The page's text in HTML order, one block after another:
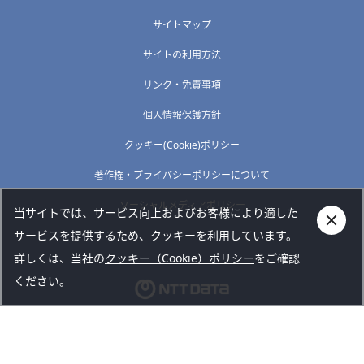
サイトマップ
サイトの利用方法
リンク・免責事項
個人情報保護方針
クッキー(Cookie)ポリシー
著作権・プライバシーポリシーについて
ソーシャルメディアポリシー
当サイトでは、サービス向上およびお客様により適した
サービスを提供するため、クッキーを利用しています。
詳しくは、当社のクッキー（Cookie）ポリシーをご確認
ください。